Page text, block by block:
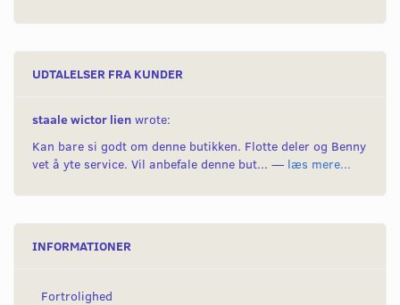
UDTALELSER FRA KUNDER
staale wictor lien wrote:
Kan bare si godt om denne butikken. Flotte deler og Benny
vet å yte service. Vil anbefale denne but... — læs mere...
INFORMATIONER
Fortrolighed